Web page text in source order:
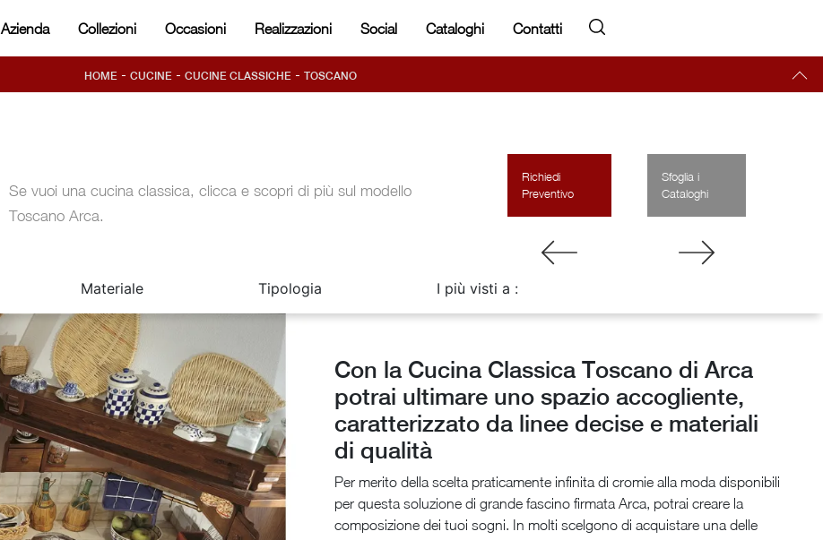
Azienda Collezioni Occasioni Realizzazioni Social Cataloghi Contatti
HOME - CUCINE - CUCINE CLASSICHE - TOSCANO
Se vuoi una cucina classica, clicca e scopri di più sul modello
Toscano Arca.
Richiedi
Preventivo
Sfoglia i
Cataloghi
Materiale Tipologia I più visti a :
Con la Cucina Classica Toscano di Arca
potrai ultimare uno spazio accogliente,
caratterizzato da linee decise e materiali
di qualità
Per merito della scelta praticamente infinita di cromie alla moda disponibili
per questa soluzione di grande fascino firmata Arca, potrai creare la
composizione dei tuoi sogni. In molti scelgono di acquistare una delle